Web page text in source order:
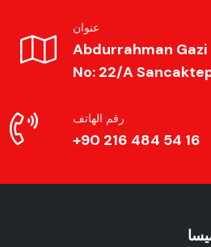
رقم الهاتف
+90 216 484 54 16
عنوان
Abdurrahman Gazi
No: 22/A